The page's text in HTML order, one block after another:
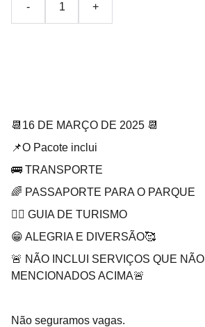
- +
📆16 DE MARÇO DE 2025 📆
📌O Pacote inclui
🚌 TRANSPORTE
🌈 PASSAPORTE PARA O PARQUE
🚶‍♀ GUIA DE TURISMO
😁 ALEGRIA E DIVERSÃO🥰
🚨 NÃO INCLUI SERVIÇOS QUE
MENCIONADOS ACIMA🚨
Não seguramos vagas.